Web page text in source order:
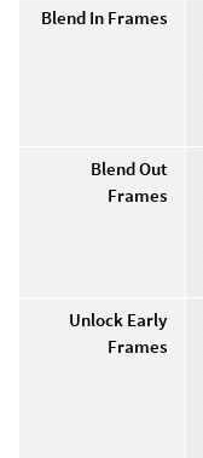
Blend In Frames
Blend Out
Frames
Unlock Early
Frames